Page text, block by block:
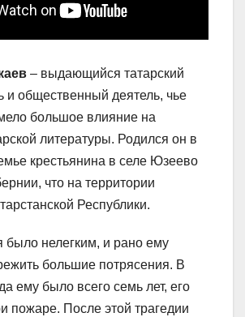
– выдающийся татарский
и общественный деятель, чье
большое влияние на
литературы. Родился он в
крестьянина в селе Юзеево
что на территории
Республики.
было нелегким, и рано ему
большие потрясения. В
ему было всего семь лет, его
пожаре. После этой трагедии